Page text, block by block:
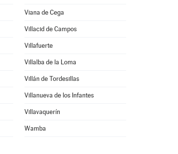
Viana de Cega
Villacid de Campos
Villafuerte
Villalba de la Loma
Villán de Tordesillas
Villanueva de los Infantes
Villavaquerín
Wamba